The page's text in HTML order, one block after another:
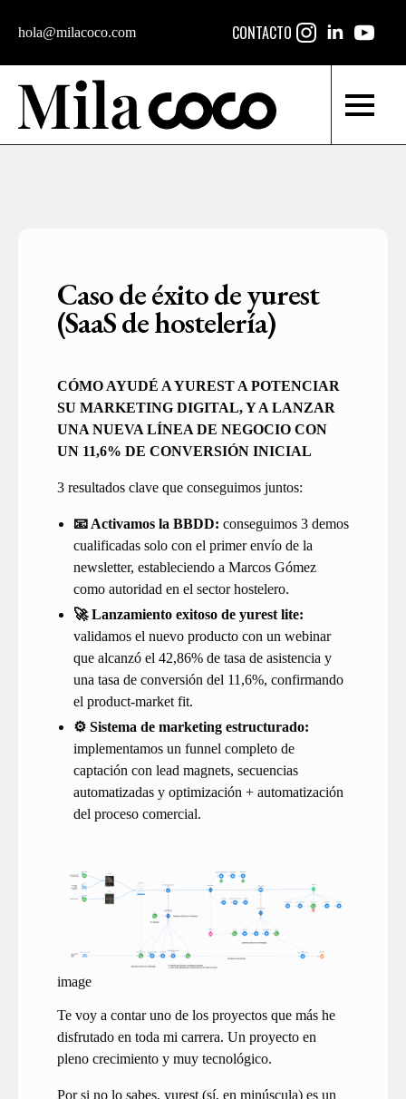
hola@milacoco.com CONTACTO
Caso de éxito de yurest
(SaaS de hostelería)
CÓMO AYUDÉ A YUREST A POTENCIAR
SU MARKETING DIGITAL, Y A LANZAR
UNA NUEVA LÍNEA DE NEGOCIO CON
UN 11,6% DE CONVERSIÓN INICIAL
3 resultados clave que conseguimos juntos:
📧 Activamos la BBDD: conseguimos 3 demos
cualificadas solo con el primer envío de la
newsletter, estableciendo a Marcos Gómez
como autoridad en el sector hostelero.
🚀 Lanzamiento exitoso de yurest lite:
validamos el nuevo producto con un webinar
que alcanzó el 42,86% de tasa de asistencia y
una tasa de conversión del 11,6%, confirmando
el product-market fit.
⚙️ Sistema de marketing estructurado:
implementamos un funnel completo de
captación con lead magnets, secuencias
automatizadas y optimización + automatización
del proceso comercial.
image
Te voy a contar uno de los proyectos que más he
disfrutado en toda mi carrera. Un proyecto en
pleno crecimiento y muy tecnológico.
Por si no lo sabes, yurest (sí, en minúscula) es un